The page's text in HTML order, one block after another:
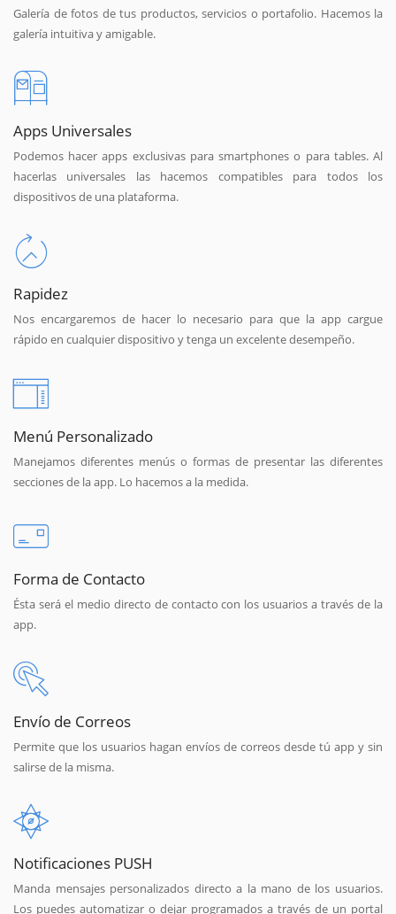
Galería de fotos de tus productos, servicios o portafolio. Hacemos la
galería intuitiva y amigable.
Apps Universales
Podemos hacer apps exclusivas para smartphones o para tables. Al
hacerlas universales las hacemos compatibles para todos los
dispositivos de una plataforma.
Rapidez
Nos encargaremos de hacer lo necesario para que la app cargue
rápido en cualquier dispositivo y tenga un excelente desempeño.
Menú Personalizado
Manejamos diferentes menús o formas de presentar las diferentes
secciones de la app. Lo hacemos a la medida.
Forma de Contacto
Ésta será el medio directo de contacto con los usuarios a través de la
app.
Envío de Correos
Permite que los usuarios hagan envíos de correos desde tú app y sin
salirse de la misma.
Notificaciones PUSH
Manda mensajes personalizados directo a la mano de los usuarios.
Los puedes automatizar o dejar programados a través de un portal